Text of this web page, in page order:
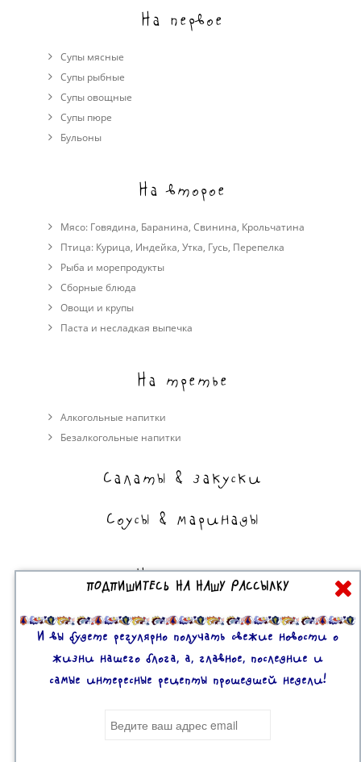
На первое
Супы мясные
Супы рыбные
Супы овощные
Cупы пюре
Бульоны
На второе
Мясо: Говядина, Баранина, Свинина, Крольчатина
Птица: Курица, Индейка, Утка, Гусь, Перепелка
Рыба и морепродукты
Сборные блюда
Овощи и крупы
Паста и несладкая выпечка
На третье
Алкогольные напитки
Безалкогольные напитки
Салаты & закуски
Соусы & маринады
На сладкое
Торты, пирожные, выпечка
Десерты
ПОДПИШИТЕСЬ НА НАШУ РАССЫЛКУ
И вы будете регулярно получать свежие новости о
жизни нашего блога, а, главное, последние и
самые интересные рецепты прошедшей недели!